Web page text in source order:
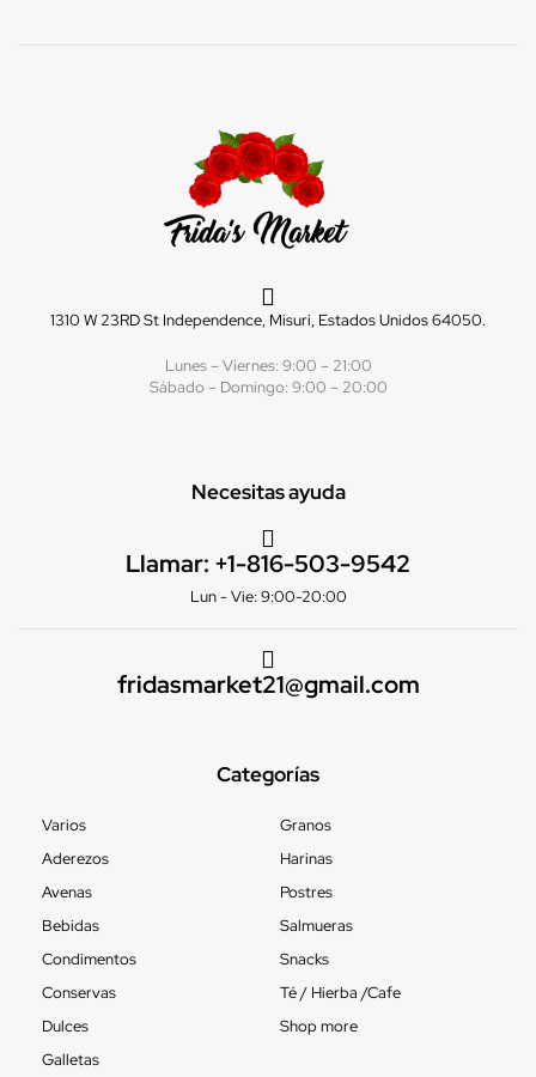
1310 W 23RD St Independence, Misuri, Estados Unidos 64050.
Lunes – Viernes: 9:00 – 21:00
Sábado – Domingo: 9:00 – 20:00
Necesitas ayuda
Llamar: +1-816-503-9542
Lun - Vie: 9:00-20:00
fridasmarket21@gmail.com
Categorías
Varios
Aderezos
Avenas
Bebidas
Condimentos
Conservas
Dulces
Galletas
Granos
Harinas
Postres
Salmueras
Snacks
Té / Hierba /Cafe
Shop more